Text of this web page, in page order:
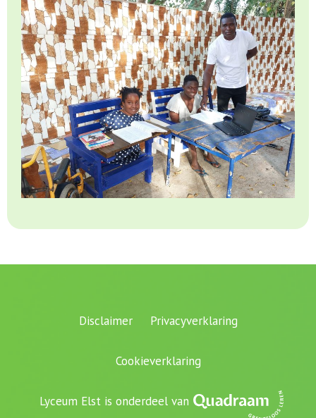
Disclaimer Privacyverklaring
Cookieverklaring
Lyceum Elst is onderdeel van